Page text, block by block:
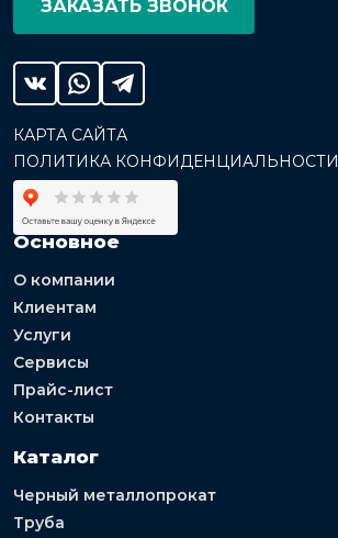
ЗАКАЗАТЬ ЗВОНОК
КАРТА САЙТА
ПОЛИТИКА КОНФИДЕНЦИАЛЬНОСТИ
Основное
О компании
Клиентам
Услуги
Сервисы
Прайс-лист
Контакты
Каталог
Черный металлопрокат
Труба